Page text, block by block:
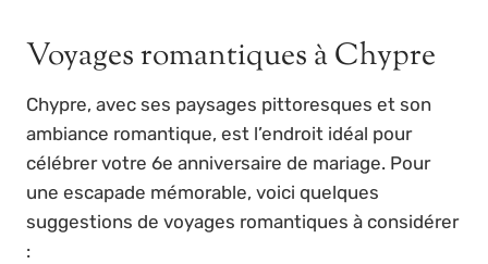
Voyages romantiques à Chypre
Chypre, avec ses paysages pittoresques et son
ambiance romantique, est l’endroit idéal pour
célébrer votre 6e anniversaire de mariage. Pour
une escapade mémorable, voici quelques
suggestions de voyages romantiques à considérer
: